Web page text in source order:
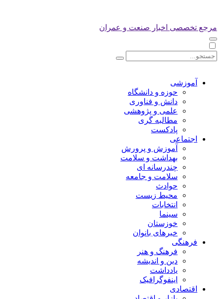
مرجع تخصصی اخبار صنعت و عمران
آموزشی
حوزه و دانشگاه
دانش و فناوری
علمی و پژوهشی
مطالبه گری
پادکست
اجتماعی
آموزش و پرورش
بهداشت و سلامت
چندرسانه ای
سلامت و جامعه
حوادث
محیط زیست
انتخابات
سینما
خوزستان
خبرهای بانوان
فرهنگی
فرهنگ و هنر
دین و اندیشه
یادداشت
اینفوگرافیک
اقتصادی